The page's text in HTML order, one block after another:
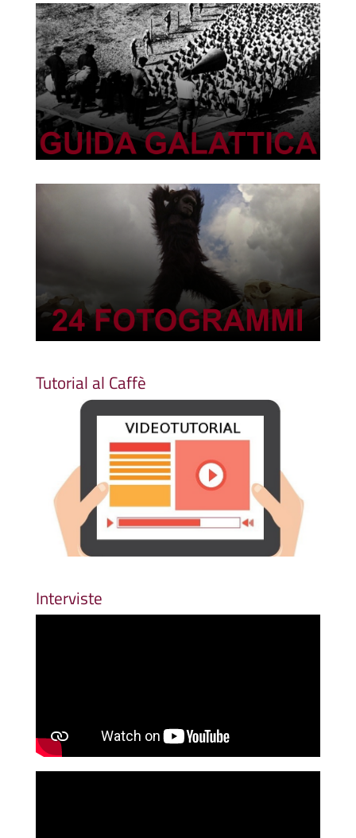
Tutorial al Caffè
Interviste